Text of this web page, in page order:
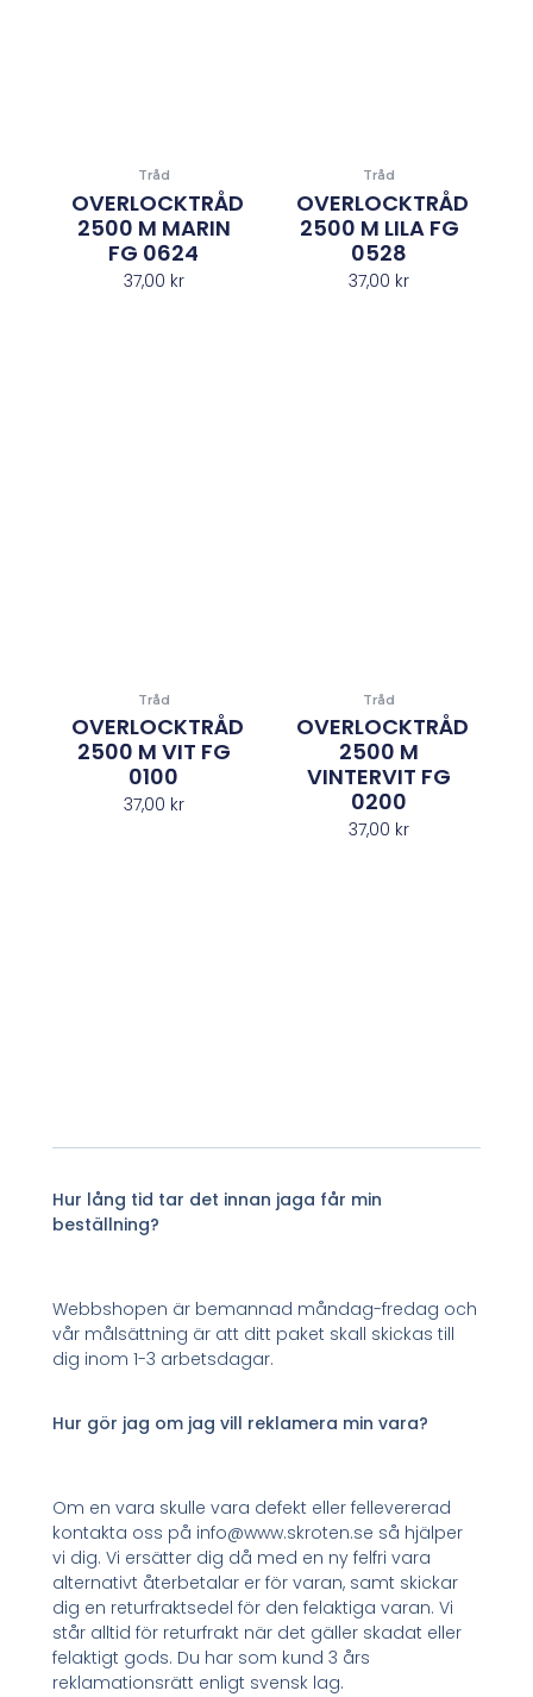
Tråd
OVERLOCKTRÅD
2500 M MARIN
FG 0624
37,00 kr
Tråd
OVERLOCKTRÅD
2500 M LILA FG
0528
37,00 kr
Tråd
OVERLOCKTRÅD
2500 M VIT FG
0100
37,00 kr
Tråd
OVERLOCKTRÅD
2500 M
VINTERVIT FG
0200
37,00 kr
Hur lång tid tar det innan jaga får min
beställning?
Webbshopen är bemannad måndag-fredag och
vår målsättning är att ditt paket skall skickas till
dig inom 1-3 arbetsdagar.
Hur gör jag om jag vill reklamera min vara?
Om en vara skulle vara defekt eller fellevererad
kontakta oss på info@www.skroten.se så hjälper
vi dig. Vi ersätter dig då med en ny felfri vara
alternativt återbetalar er för varan, samt skickar
dig en returfraktsedel för den felaktiga varan. Vi
står alltid för returfrakt när det gäller skadat eller
felaktigt gods. Du har som kund 3 års
reklamationsrätt enligt svensk lag.